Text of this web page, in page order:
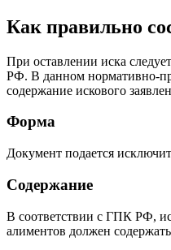
Как правильно
При оставлении иска
РФ. В данном нормативно-
содержание искового
Форма
Документ подается
Содержание
В соответствии с ГПК РФ,
алиментов должен